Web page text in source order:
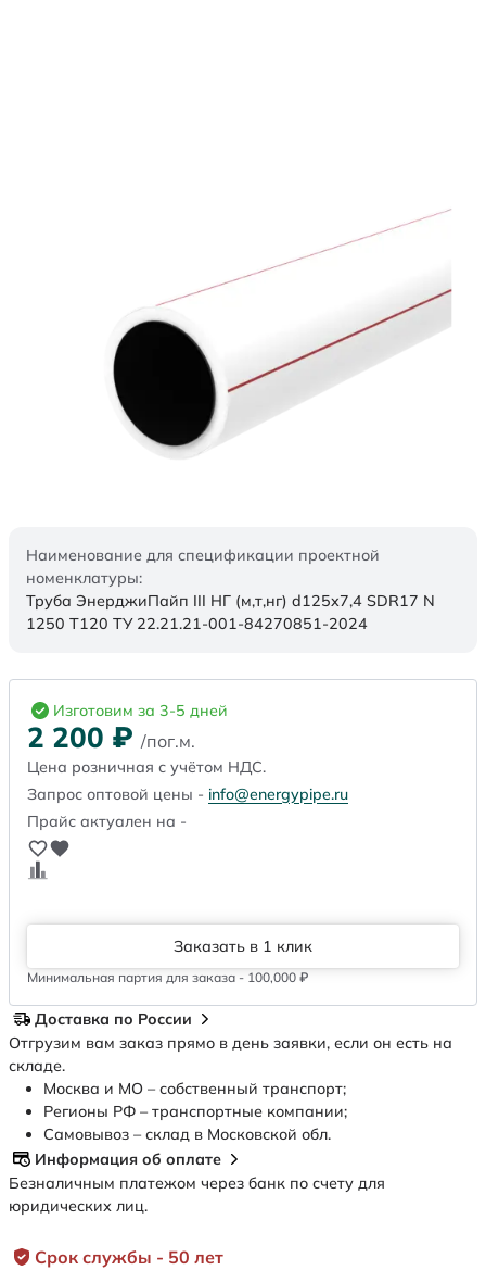
Наименование для спецификации проектной
номенклатуры:
Труба ЭнерджиПайп III НГ (м,т,нг) d125x7,4 SDR17 N
1250 Т120 ТУ 22.21.21-001-84270851-2024
Срок службы - 50 лет
Изготовим за 3-5 дней
2 200 ₽ /пог.м.
Цена розничная с учётом НДС.
Запрос оптовой цены - info@energypipe.ru
Прайс актуален на -
Заказать в 1 клик
Минимальная партия для заказа - 100,000 ₽
Доставка по России
Отгрузим вам заказ прямо в день заявки, если он есть на
складе.
Москва и МО – собственный транспорт;
Регионы РФ – транспортные компании;
Самовывоз – склад в Московской обл.
Информация об оплате
Безналичным платежом через банк по счету для
юридических лиц.